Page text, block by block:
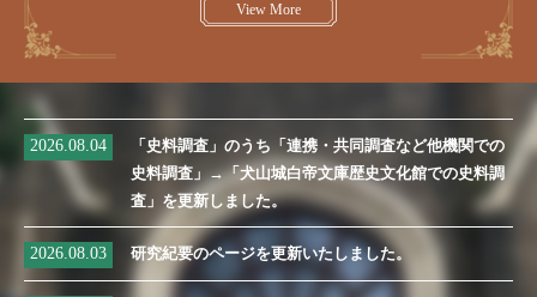
2026.08.04
「史料調査」のうち「連携・共同調査など他機関での
史料調査」→「犬山城白帝文庫歴史文化館での史料調
査」を更新しました。
2026.08.03 研究紀要のページを更新いたしました。
View More